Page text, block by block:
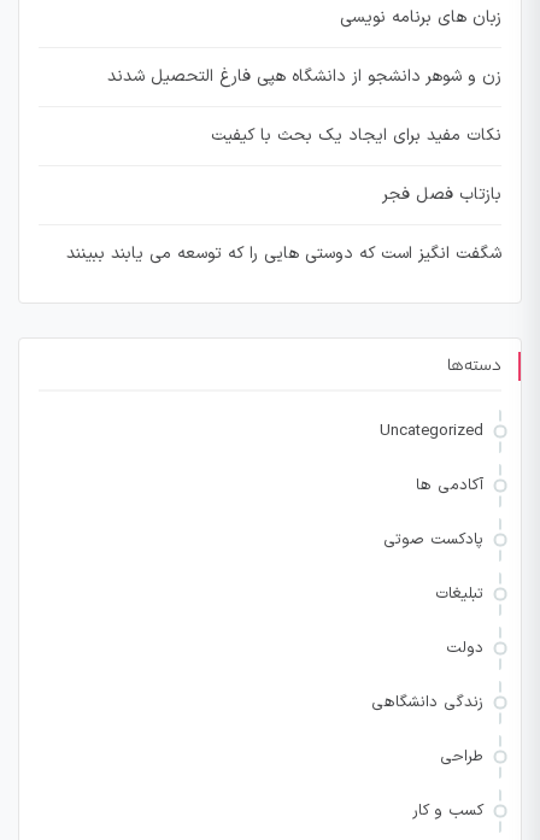
زبان های برنامه نویسی
زن و شوهر دانشجو از دانشگاه هپی فارغ التحصیل شدند
نکات مفید برای ایجاد یک بحث با کیفیت
بازتاب فصل فجر
شگفت انگیز است که دوستی هایی را که توسعه می یابند ببینند
دسته‌ها
Uncategorized
آکادمی ها
پادکست صوتی
تبلیغات
دولت
زندگی دانشگاهی
طراحی
کسب و کار